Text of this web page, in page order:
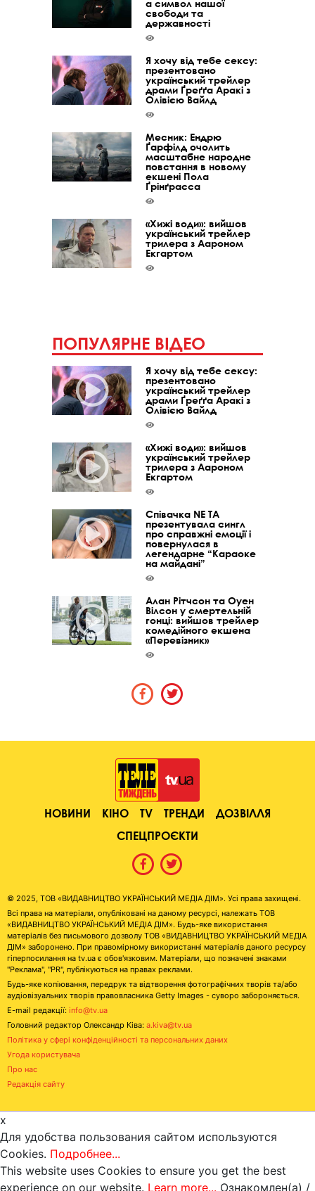
а символ нашої
свободи та
державності
Я хочу від тебе сексу:
презентовано
український трейлер
драми Ґреґґа Аракі з
Олівією Вайлд
Месник: Ендрю
Ґарфілд очолить
масштабне народне
повстання в новому
екшені Пола
Ґрінґрасса
«Хижі води»: вийшов
український трейлер
трилера з Аароном
Екгартом
ПОПУЛЯРНЕ ВІДЕО
Я хочу від тебе сексу:
презентовано
український трейлер
драми Ґреґґа Аракі з
Олівією Вайлд
«Хижі води»: вийшов
український трейлер
трилера з Аароном
Екгартом
Співачка NE TA
презентувала сингл
про справжні емоції і
повернулася в
легендарне “Караоке
на майдані”
Алан Рітчсон та Оуен
Вілсон у смертельній
гонці: вийшов трейлер
комедійного екшена
«Перевізник»
НОВИНИ КІНО TV ТРЕНДИ
ДОЗВІЛЛЯ
СПЕЦПРОЄКТИ
© 2025, ТОВ «ВИДАВНИЦТВО УКРАЇНСЬКИЙ МЕДІА ДІМ». Усі права захищені.
Всі права на матеріали, опубліковані на даному ресурсі, належать ТОВ
«ВИДАВНИЦТВО УКРАЇНСЬКИЙ МЕДІА ДІМ». Будь-яке використання
матеріалів без письмового дозволу ТОВ «ВИДАВНИЦТВО УКРАЇНСЬКИЙ МЕДІА
ДІМ» заборонено. При правомірному використанні матеріалів даного ресурсу
гіперпосилання на tv.ua є обов'язковим. Матеріали, що позначені знаками
"Реклама", "PR", публікуються на правах реклами.
Будь-яке копіювання, передрук та відтворення фотографічних творів та/або
аудіовізуальних творів правовласника Getty Images - суворо забороняється.
E-mail редакції: info@tv.ua
Головний редактор Олександр Ківа: a.kiva@tv.ua
Політика у сфері конфіденційності та персональних даних
Угода користувача
Про нас
Редакція сайту
x
Для удобства пользования сайтом используются
Cookies. Подробнее...
This website uses Cookies to ensure you get the best
experience on our website. Learn more... Ознакомлен(а) /